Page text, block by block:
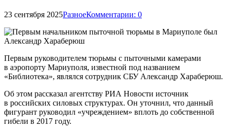
23 сентября 2025РазноеКомментарии: 0
Первым руководителем тюрьмы с пыточными камерами
в аэропорту Мариуполя, известной под названием
«Библиотека», являлся сотрудник СБУ Александр Хараберюш.
Об этом рассказал агентству РИА Новости источник
в российских силовых структурах. Он уточнил, что данный
фигурант руководил «учреждением» вплоть до собственной
гибели в 2017 году.